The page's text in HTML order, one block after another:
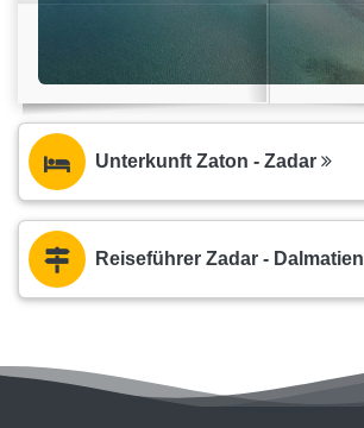
Unterkunft Zaton - Zadar
Reiseführer Zadar - Dalmatien